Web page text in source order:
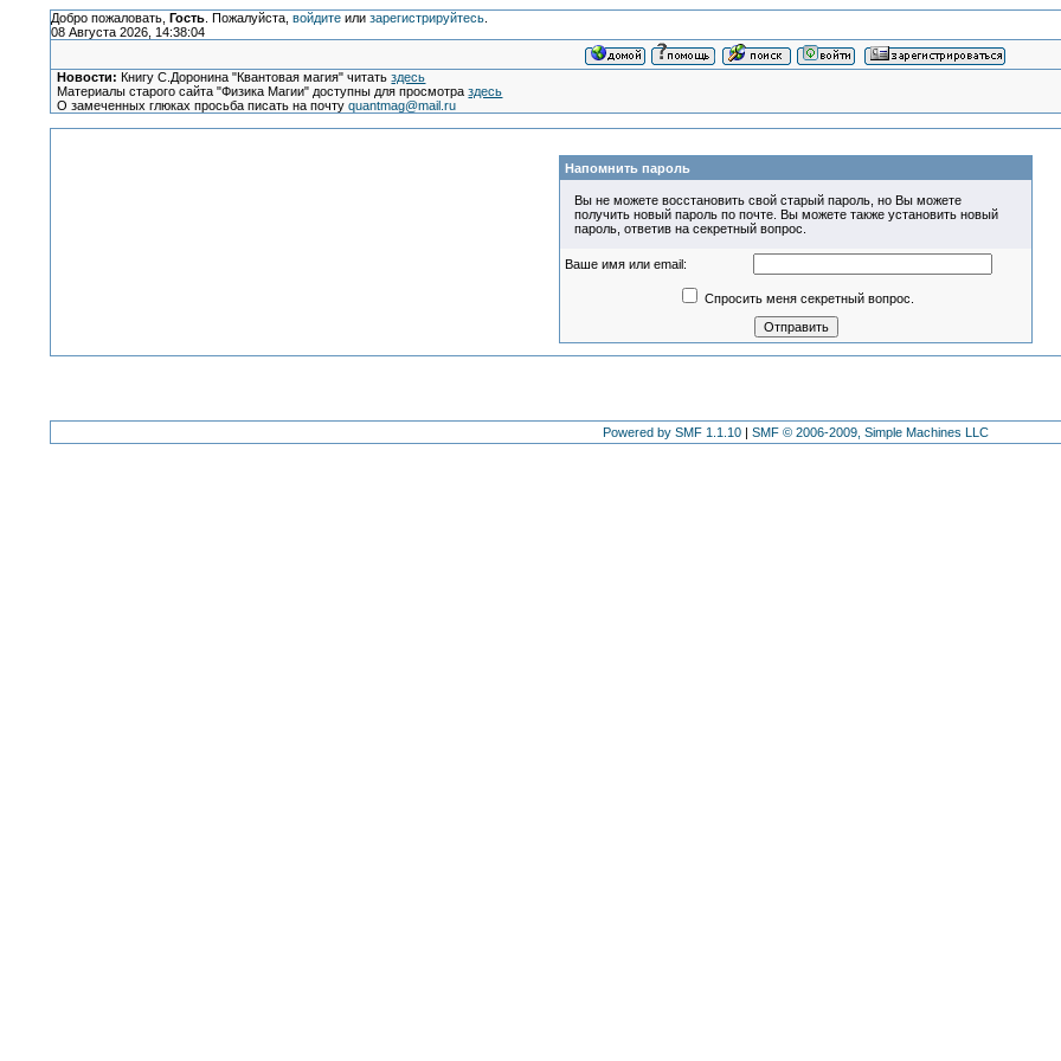
Добро пожаловать, Гость. Пожалуйста, войдитеили зарегистрируйтесь.
08 Августа 2026, 14:38:04
Новости: Книгу С.Доронина "Квантовая магия" читатьздесь
Материалы старого сайта "Физика Магии" доступны для просмотраздесь
О замеченных глюках просьба писать на почтуquantmag@mail.ru
Напомнить пароль
Вы не можете восстановить свой старый пароль, но Вы можете
получить новый пароль по почте. Вы можете также установить новый
пароль, ответив на секретный вопрос.
Ваше имя или email:
Спросить меня секретный вопрос.
Powered by SMF 1.1.10 | SMF © 2006-2009, Simple Machines LLC